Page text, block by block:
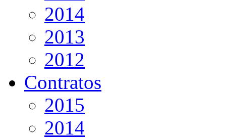
2014
2013
2012
Contratos
2015
2014